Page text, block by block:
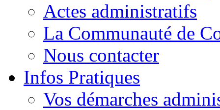
Actes administratifs
La Communauté de
Nous contacter
Infos Pratiques
Vos démarches